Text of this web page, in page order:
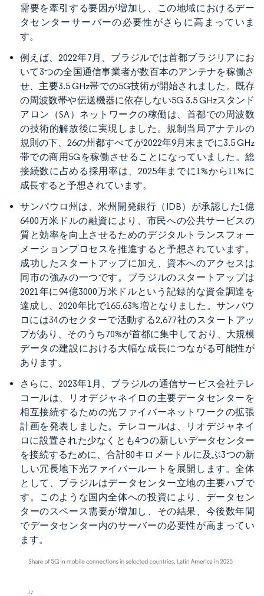
需要を牽引する要因が増加し、この地域におけるデー
タセンターサーバーの必要性がさらに高まっていま
す。
例えば、2022年7月、ブラジルでは首都ブラジリアにお
いて3つの全国通信事業者が数百本のアンテナを稼働さ
せ、主要3.5 GHz帯での5G技術が開始されました。既存
の周波数帯や伝送機器に依存しない5G 3.5 GHzスタンド
アロン（SA）ネットワークの稼働は、首都での周波数
の技術的解放後に実現しました。規制当局アナテルの
規則の下、26の州都すべてが2022年9月末までに3.5 GHz
帯での商用5Gを稼働させることになっていました。総
接続数に占める採用率は、2025年までに1%から11%に
成長すると予想されています。
サンパウロ州は、米州開発銀行（IDB）が承認した1億
6400万米ドルの融資により、市民への公共サービスの
質と効率を向上させるためのデジタルトランスフォー
メーションプロセスを推進すると予想されています。
成功したスタートアップに加え、資本へのアクセスは
同市の強みの一つです。ブラジルのスタートアップは
2021年に94億3000万米ドルという記録的な資金調達を
達成し、2020年比で165.63%増となりました。サンパウ
ロには34のセクターで活動する2,677社のスタートアッ
プがあり、そのうち70%が首都に集中しており、大規模
データの建設における大幅な成長につながる可能性が
あります。
さらに、2023年1月、ブラジルの通信サービス会社テレ
コールは、リオデジャネイロの主要データセンターを
相互接続するための光ファイバーネットワークの拡張
計画を発表しました。テレコールは、リオデジャネイ
ロに設置された少なくとも4つの新しいデータセンター
を接続するために、合計80キロメートルに及ぶ3つの新
しい冗長地下光ファイバールートを展開します。全体
として、ブラジルはデータセンター立地の主要ハブで
す。このような国内全体への投資により、データセン
ターのスペース需要が増加し、その結果、今後数年間
でデータセンター内のサーバーの必要性が高まってい
ます。